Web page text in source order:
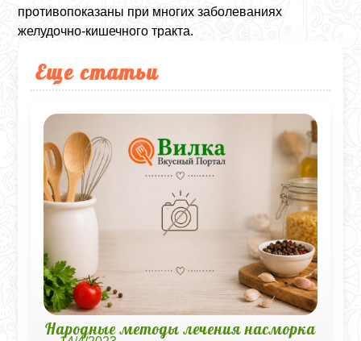
противопоказаны при многих заболеваниях
желудочно-кишечного тракта.
Еще статьи
Народные методы лечения насморка